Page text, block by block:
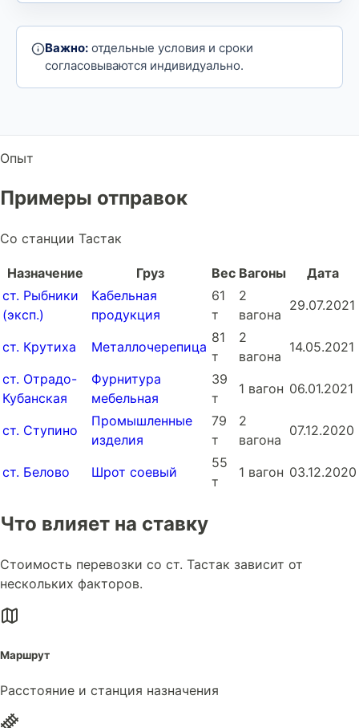
Важно:отдельные условия и сроки
согласовываются индивидуально.
Опыт
Примеры отправок
Со станции Тастак
Назначение Груз Вес Вагоны
Дата
ст. Рыбники
(эксп.)
Кабельная
продукция
61
т
2
вагона
29.07.2021
ст. Крутиха Металлочерепица
81
т
2
вагона
14.05.2021
ст. Отрадо-
Кубанская
Фурнитура
мебельная
39
т
1 вагон 06.01.2021
ст. Ступино
Промышленные
изделия
79
т
2
вагона
07.12.2020
ст. Белово Шрот соевый
55
т
1 вагон 03.12.2020
Что влияет на ставку
Стоимость перевозки со ст. Тастак зависит от
нескольких факторов.
Маршрут
Расстояние и станция назначения